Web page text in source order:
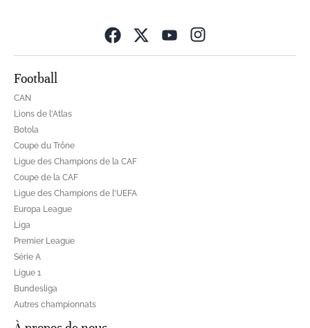
Football
CAN
Lions de l'Atlas
Botola
Coupe du Trône
Ligue des Champions de la CAF
Coupe de la CAF
Ligue des Champions de l'UEFA
Europa League
Liga
Premier League
Série A
Ligue 1
Bundesliga
Autres championnats